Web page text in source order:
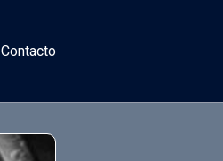
Contacto